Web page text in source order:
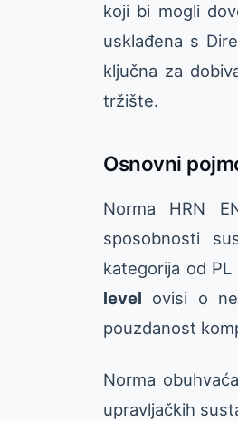
koji bi mogli
usklađena s
ključna za
tržište.
Osnovni
Norma HRN
sposobnosti
kategorija od
level ovisi o
pouzdanost
Norma
upravljačkih